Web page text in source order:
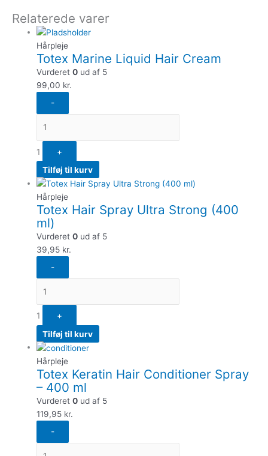
Relaterede varer
Hårpleje
Totex Marine Liquid Hair Cream
Vurderet0 ud af 5
99,00 kr.
-
1
+
Tilføj til kurv
Hårpleje
Totex Hair Spray Ultra Strong (400
ml)
Vurderet0 ud af 5
39,95 kr.
-
1
+
Tilføj til kurv
Hårpleje
Totex Keratin Hair Conditioner Spray
– 400 ml
Vurderet0 ud af 5
119,95 kr.
-